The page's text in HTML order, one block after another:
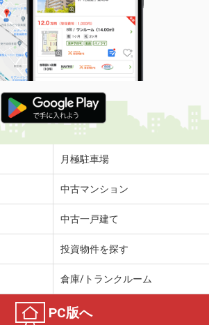
月極駐車場
中古マンション
中古一戸建て
投資物件を探す
倉庫/トランクルーム
PC版へ